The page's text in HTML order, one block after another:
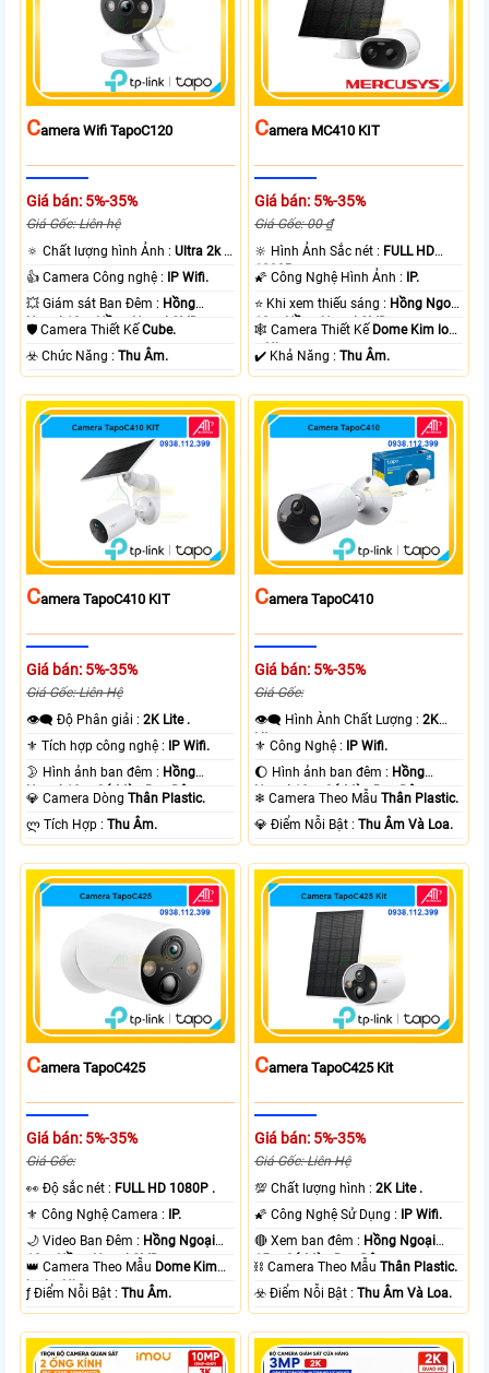
CAmera Wifi TapoC120
Giá bán: 5%-35%
Giá Gốc: Liên hệ
🔅 Chất lượng hình Ảnh :Ultra 2k +
.
👍 Camera Công nghệ :
IP Wifi.
💥 Giám sát Ban Đêm : Hồng
Ngoại 10m Hồng Ngoại SMD.
🛡 Camera Thiết KếCube.
️☣️ Chức Năng :Thu Âm.
CAmera MC410 KIT
Giá bán: 5%-35%
Giá Gốc: 00 ₫
🔆 Hình Ảnh Sắc nét : FULL HD
1080P .
🌠 Công Nghệ Hình Ảnh :
IP.
⭐ Khi xem thiếu sáng : Hồng Ngoại
10m Hồng Ngoại SMD.
🕸️ Camera Thiết Kế Dome Kim loại
+ Nhựa.
️✔️ Khả Năng :Thu Âm.
CAmera TapoC410 KIT
Giá bán: 5%-35%
Giá Gốc: Liên Hệ
👁️‍🗨 Độ Phân giải :2K Lite .
⚜️ Tích hợp công nghệ :
IP Wifi.
🌛 Hình ảnh ban đêm : Hồng
Ngoại 10m Có Màu Ban Ðêm.
💎 Camera DòngThân Plastic.
️ლ Tích Hợp :Thu Âm.
CAmera TapoC410
Giá bán: 5%-35%
Giá Gốc:
👁️‍🗨 Hình Ành Chất Lượng :2K
Lite .
⚜️ Công Nghệ :
IP Wifi.
🌔 Hình ảnh ban đêm : Hồng
Ngoại 10m Có Màu Ban Ðêm.
❄ Camera Theo MẫuThân Plastic.
️💎 Điểm Nỗi Bật :Thu Âm Và Loa.
CAmera TapoC425
Giá bán: 5%-35%
Giá Gốc:
️👀 Độ sắc nét : FULL HD 1080P .
⚜️ Công Nghệ Camera :
IP.
🌙 Video Ban Đêm : Hồng Ngoại
10m Hồng Ngoại SMD.
👑 Camera Theo Mẫu Dome Kim
loại + Nhựa.
️ƒ Điểm Nỗi Bật :Thu Âm.
CAmera TapoC425 Kit
Giá bán: 5%-35%
Giá Gốc: Liên Hệ
💯 Chất lượng hình :2K Lite .
🌠 Công Nghệ Sử Dụng :
IP Wifi.
🔴 Xem ban đêm : Hồng Ngoại
15m Có Màu Ban Ðêm.
⛓ Camera Theo MẫuThân Plastic.
️☣️ Điểm Nỗi Bật :Thu Âm Và Loa.